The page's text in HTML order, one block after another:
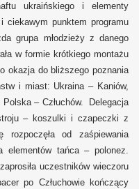
ukraińskiego i elementy
ciekawym punktem programu
grupa młodzieży z danego
w formie krótkiego montażu
okazja do bliższego poznania
i miast: Ukraina – Kaniów,
– Człuchów. Delegacja
– koszulki i czapeczki z
rozpoczęła od zaśpiewania
elementów tańca – polonez.
uczestników wieczoru
po Człuchowie kończący